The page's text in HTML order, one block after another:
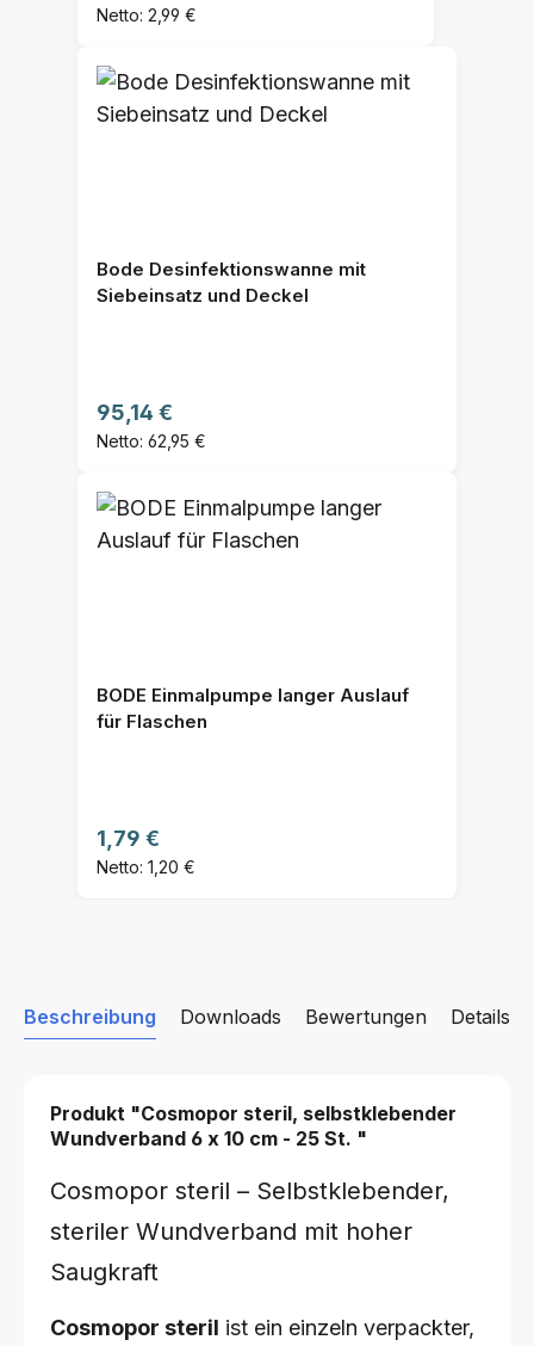
Netto: 2,99 €
Bode Desinfektionswanne mit
Siebeinsatz und Deckel
Regulärer Preis:
95,14 €
Netto: 62,95 €
BODE Einmalpumpe langer Auslauf
für Flaschen
Regulärer Preis:
1,79 €
Netto: 1,20 €
Beschreibung Downloads Details
Bewertungen
Produkt "Cosmopor steril, selbstklebender
Wundverband 6 x 10 cm - 25 St. "
Cosmopor steril – Selbstklebender,
steriler Wundverband mit hoher
Saugkraft
Cosmopor steril ist ein einzeln verpackter,